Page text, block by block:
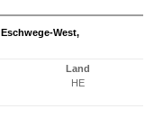
West,
Land
HE